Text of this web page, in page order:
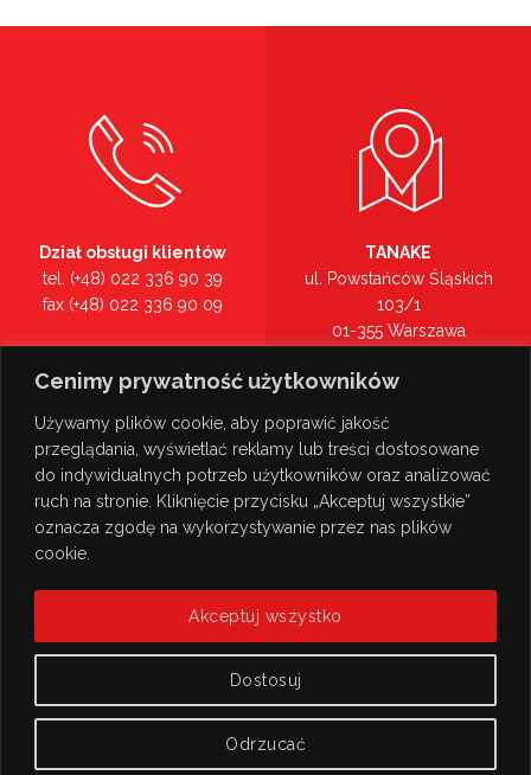
Cenimy prywatność użytkowników
Używamy plików cookie, aby poprawić jakość
przeglądania, wyświetlać reklamy lub treści dostosowane
do indywidualnych potrzeb użytkowników oraz analizować
ruch na stronie. Kliknięcie przycisku „Akceptuj wszystkie”
oznacza zgodę na wykorzystywanie przez nas plików
cookie.
Dostosuj
Odrzucać
Akceptuj wszystko
Dział obsługi klientów
tel. (+48) 022 336 90 39
fax (+48) 022 336 90 09
tel. (+48) 022 336 90 00
TANAKE
ul. Powstańców Śląskich
103/1
01-355 Warszawa
Zobacz na mapie >
© Copyright 2026TANAKE